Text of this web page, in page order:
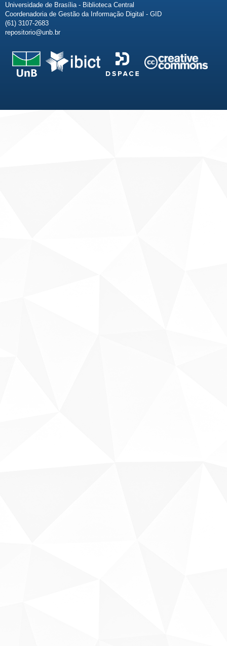
Universidade de Brasília - Biblioteca Central
Coordenadoria de Gestão da Informação Digital - GID
(61) 3107-2683
repositorio@unb.br